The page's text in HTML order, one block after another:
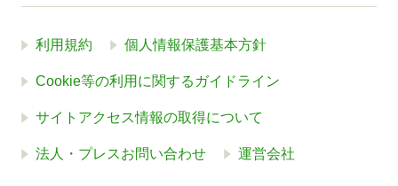
利用規約 個人情報保護基本方針
Cookie等の利用に関するガイドライン
サイトアクセス情報の取得について
法人・プレスお問い合わせ 運営会社